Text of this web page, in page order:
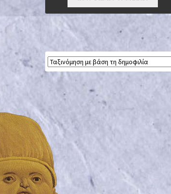
7,20 €. ΕΊΝΑΙ:
5,04 €.